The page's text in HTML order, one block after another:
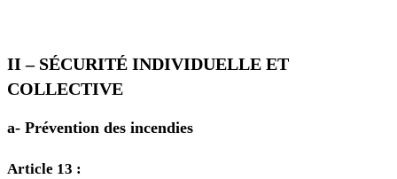
II – SÉCURITÉ INDIVIDUELLE ET
COLLECTIVE
a- Prévention des incendies
Article 13 :